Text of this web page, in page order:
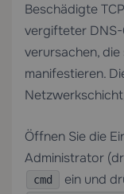
Beschädigte
vergifteter
verursachen,
manifestieren.
Öffnen Sie die
Administrator
cmd ein und